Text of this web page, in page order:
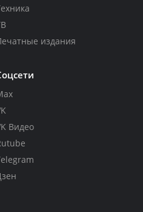
издания
Видео